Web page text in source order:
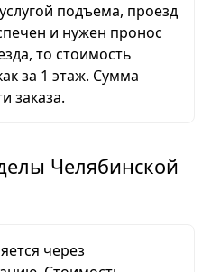
подъема, проезд
и нужен пронос
то стоимость
за 1 этаж. Сумма
заказа.
Челябинской
через